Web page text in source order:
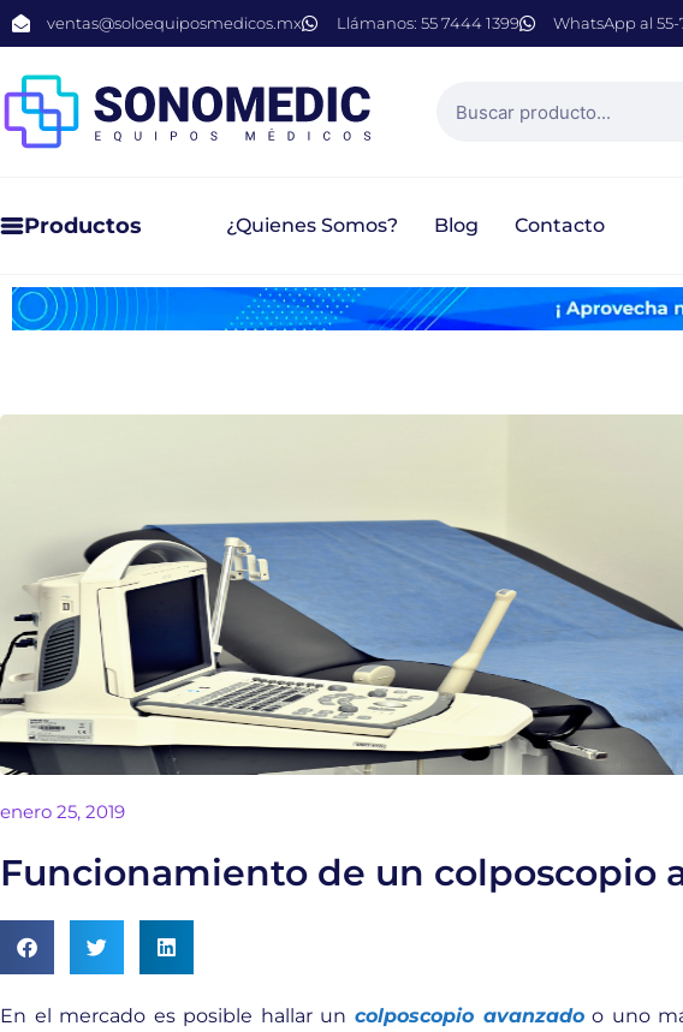
ventas@soloequiposmedicos.mx Llámanos: 55 7444 1399 WhatsApp al 55-
Productos ¿Quienes Somos? Blog Contacto
enero 25, 2019
Funcionamiento de un colposcopio
En el mercado es posible hallar un colposcopio avanzadoo uno